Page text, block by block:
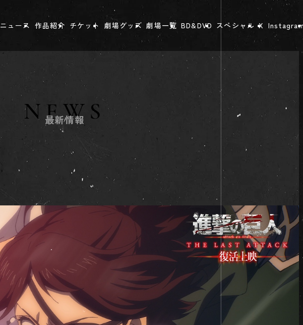
ニュース 作品紹介 チケット 劇場グッズ 劇場一覧 BD&DVD スペシャル X
NEWS
最新情報